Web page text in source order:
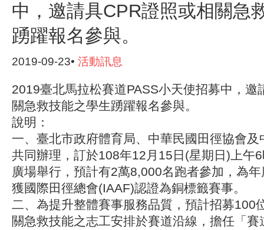
中，邀請具CPR證照或相關急
踴躍報名參與。
2019-09-23• 活動訊息
2019臺北馬拉松賽道PASS小天使招募中，邀
關急救技能之學生踴躍報名參與。
說明：
一、臺北市政府體育局、中華民國田徑協會
共同辦理，訂於108年12月15日(星期日)上午
廣場舉行，預計有2萬8,000名跑者參加，為
獲國際田徑總會(IAAF)認證為銅標籤賽事。
二、為提升整體賽事服務品質，預計招募100
關急救技能之志工安排於賽道沿線，擔任「賽